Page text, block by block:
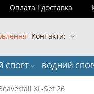
Оплата і доставка
Контакти:
СПОРТ ВОДНИЙ
XL-Set 26